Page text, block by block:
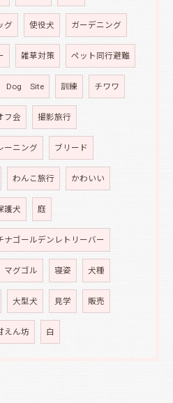
グ 使役犬 ガーデニング
雑草対策 ペット同行避難
Dog Site 訓練 チワワ
フ会 撮影旅行
ーニング ブリード
わんこ旅行 かわいい
護犬 庭
ナゴールデンレトリーバー
マグゴル 寝姿 犬種
大型犬 見学 販売
えん坊 白